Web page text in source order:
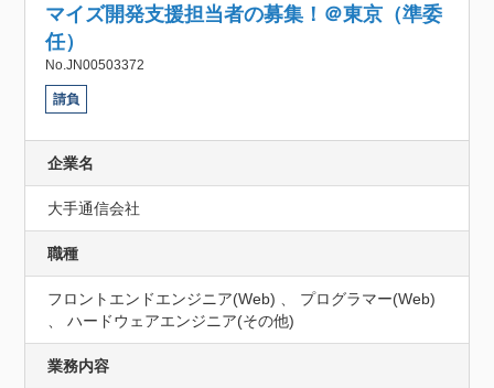
マイズ開発支援担当者の募集！＠東京（準委
任）
No.JN00503372
請負
企業名
大手通信会社
職種
フロントエンドエンジニア(Web) 、 プログラマー(Web)
、 ハードウェアエンジニア(その他)
業務内容